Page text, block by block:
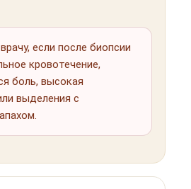
если после биопсии
кровотечение,
боль, высокая
выделения с